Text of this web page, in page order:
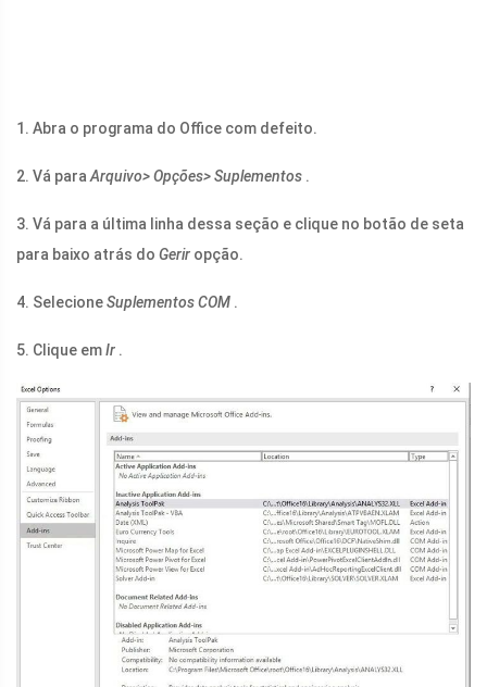
1. Abra o programa do Office com defeito.
2. Vá para Arquivo> Opções> Suplementos .
3. Vá para a última linha dessa seção e clique no botão de seta
para baixo atrás do Gerir opção.
4. SelecioneSuplementos COM .
5. Clique emIr .